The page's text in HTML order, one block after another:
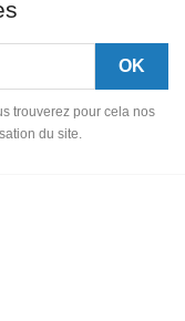
trouverez pour cela nos
du site.